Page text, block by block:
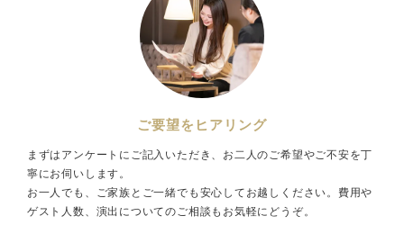
ご要望をヒアリング
まずはアンケートにご記入いただき、お二人のご希望やご不安を丁
寧にお伺いします。
お一人でも、ご家族とご一緒でも安心してお越しください。費用や
ゲスト人数、演出についてのご相談もお気軽にどうぞ。